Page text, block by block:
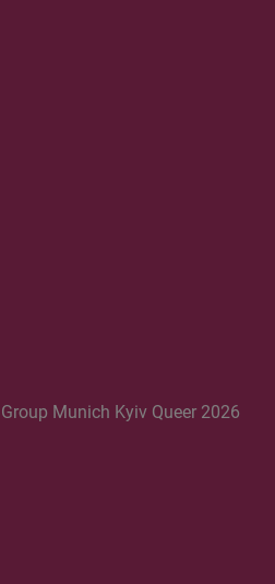
Munich Kyiv Queer 2026